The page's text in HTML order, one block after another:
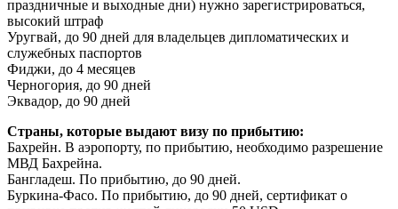
праздничные и выходные дни) нужно зарегистрироваться,
высокий штраф
Уругвай, до 90 дней для владельцев дипломатических и
служебных паспортов
Фиджи, до 4 месяцев
Черногория, до 90 дней
Эквадор, до 90 дней
Страны, которые выдают визу по прибытию:
Бахрейн. В аэропорту, по прибытию, необходимо разрешение
МВД Бахрейна.
Бангладеш. По прибытию, до 90 дней.
Буркина-Фасо. По прибытию, до 90 дней, сертификат о